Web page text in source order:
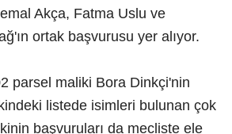
Akça, Fatma Uslu ve
ortak başvurusu yer alıyor.
parsel maliki Bora Dinkçi'nin
listede isimleri bulunan çok
başvuruları da mecliste ele